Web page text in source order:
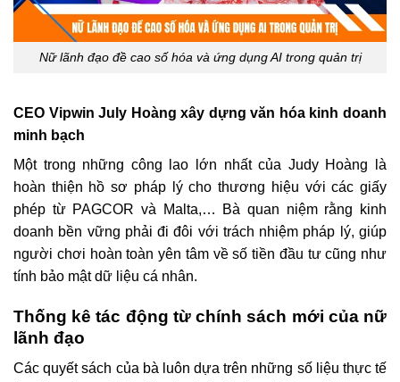
Nữ lãnh đạo đề cao số hóa và ứng dụng AI trong quản trị
CEO Vipwin July Hoàng xây dựng văn hóa kinh doanh
minh bạch
Một trong những công lao lớn nhất của Judy Hoàng là
hoàn thiện hồ sơ pháp lý cho thương hiệu với các giấy
phép từ PAGCOR và Malta,… Bà quan niệm rằng kinh
doanh bền vững phải đi đôi với trách nhiệm pháp lý, giúp
người chơi hoàn toàn yên tâm về số tiền đầu tư cũng như
tính bảo mật dữ liệu cá nhân.
Thống kê tác động từ chính sách mới của nữ
lãnh đạo
Các quyết sách của bà luôn dựa trên những số liệu thực tế